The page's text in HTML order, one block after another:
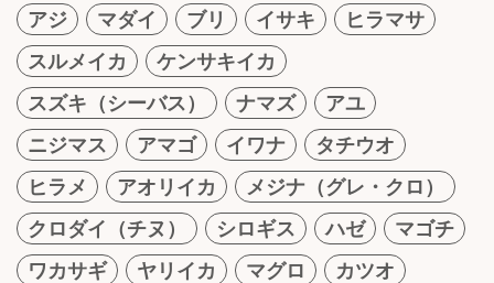
アジ マダイ ブリ イサキ
ヒラマサ
スルメイカ
ケンサキイカ
スズキ（シーバス）
ナマズ
アユ
ニジマス
アマゴ イワナ
タチウオ
ヒラメ
アオリイカ
メジナ（グレ・クロ）
クロダイ（チヌ）
シロギス ハゼ
マゴチ
ワカサギ
ヤリイカ マグロ
カツオ